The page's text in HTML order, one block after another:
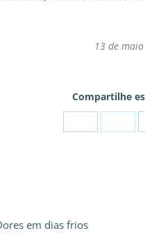
13 de
Compartilhe
em dias frios